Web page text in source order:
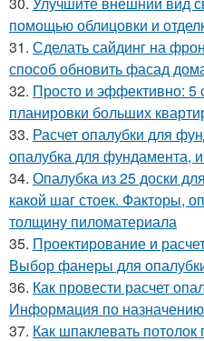
помощью облицовки и
31. Сделать сайдинг на
способ обновить фасад
32. Просто и эффективно: 5
планировки больших
33. Расчет опалубки для
опалубка для фундамента,
34. Опалубка из 25 доски
какой шаг стоек. Факторы,
толщину пиломатериала
35. Проектирование и
Выбор фанеры для
36. Как провести расчет
Информация по назначению
37. Как шпаклевать